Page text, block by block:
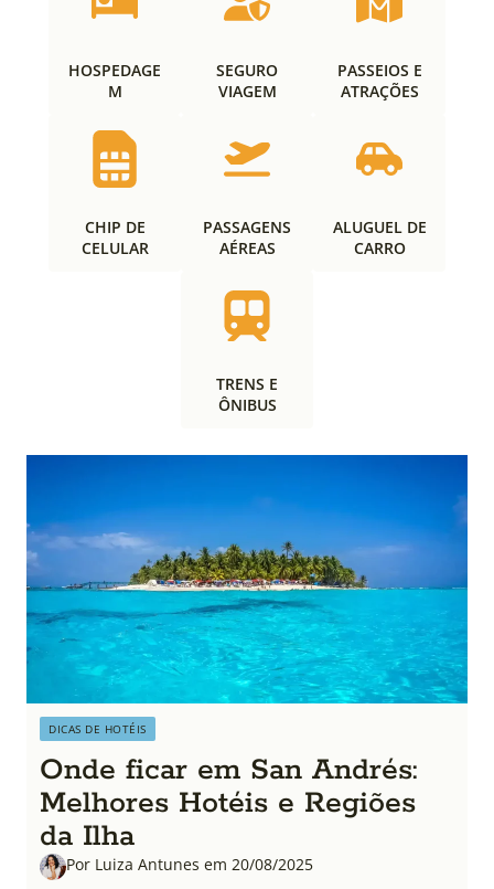
HOSPEDAGE
M
SEGURO
VIAGEM
PASSEIOS E
ATRAÇÕES
CHIP DE
CELULAR
PASSAGENS
AÉREAS
ALUGUEL DE
CARRO
TRENS E
ÔNIBUS
DICAS DE HOTÉIS
Onde ficar em San Andrés:
Melhores Hotéis e Regiões
da Ilha
Por Luiza Antunes em 20/08/2025